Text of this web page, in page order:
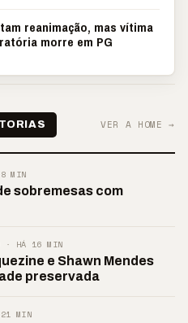
reanimação, mas vítima
morre em PG
VER A HOME →
MIN
sobremesas com
· HÁ 16 MIN
e Shawn Mendes
preservada
MIN